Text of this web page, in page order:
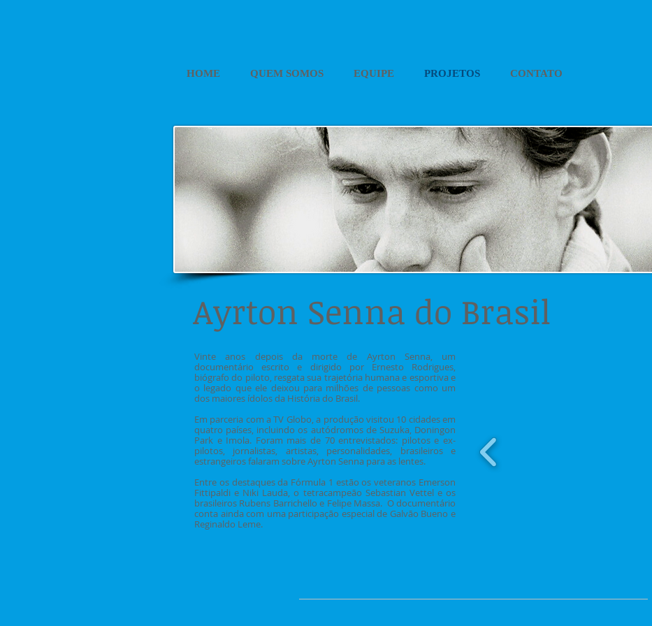
HOME QUEM SOMOS EQUIPE PROJETOS CONTATO
Ayrton Senna do Brasil​
Vinte anos depois da morte de Ayrton Senna, um
documentário escrito e dirigido por Ernesto Rodrigues,
biógrafo do piloto, resgata sua trajetória humana e esportiva e
o legado que ele deixou para milhões de pessoas como um
dos maiores ídolos da História do Brasil.
Em parceria com a TV Globo, a produção visitou 10 cidades em
quatro países, incluindo os autódromos de Suzuka, Doningon
Park e Imola. Foram mais de 70 entrevistados: pilotos e ex-
pilotos, jornalistas, artistas, personalidades, brasileiros e
estrangeiros falaram sobre Ayrton Senna para as lentes.
Entre os destaques da Fórmula 1 estão os veteranos Emerson
Fittipaldi e Niki Lauda, o tetracampeão Sebastian Vettel e os
brasileiros Rubens Barrichello e Felipe Massa. O documentário
conta ainda com uma participação especial de Galvão Bueno e
Reginaldo Leme.